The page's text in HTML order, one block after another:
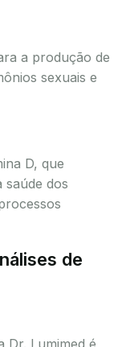
a produção de
sexuais e
D, que
saúde dos
de
Dr. Lumimed é